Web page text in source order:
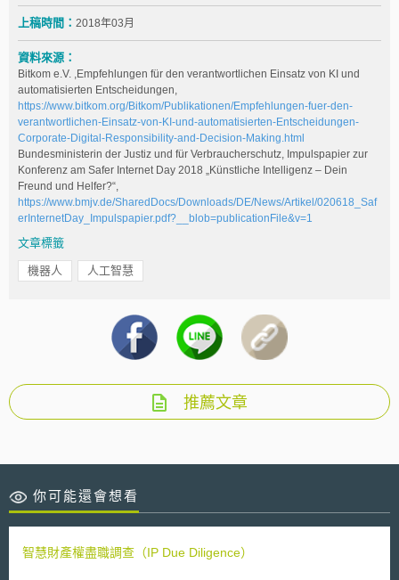
上稿時間： 2018年03月
資料來源：
Bitkom e.V. ,Empfehlungen für den verantwortlichen Einsatz von KI und
automatisierten Entscheidungen,
https://www.bitkom.org/Bitkom/Publikationen/Empfehlungen-fuer-den-
verantwortlichen-Einsatz-von-KI-und-automatisierten-Entscheidungen-
Corporate-Digital-Responsibility-and-Decision-Making.html
Bundesministerin der Justiz und für Verbraucherschutz, Impulspapier zur
Konferenz am Safer Internet Day 2018 „Künstliche Intelligenz – Dein
Freund und Helfer?“,
https://www.bmjv.de/SharedDocs/Downloads/DE/News/Artikel/020618_Saf
erInternetDay_Impulspapier.pdf?__blob=publicationFile&v=1
文章標籤
機器人 人工智慧
推薦文章
你可能還會想看
智慧財產權盡職調查（IP Due Diligence）